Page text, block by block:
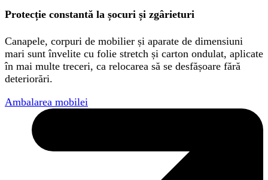
Protecție constantă la șocuri și zgârieturi
Canapele, corpuri de mobilier și aparate de dimensiuni
mari sunt învelite cu folie stretch și carton ondulat, aplicate
în mai multe treceri, ca relocarea să se desfășoare fără
deteriorări.
Ambalarea mobilei